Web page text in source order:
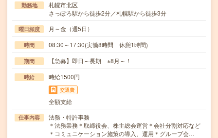
勤務地
札幌市北区
さっぽろ駅から徒歩2分／札幌駅から徒歩3分
曜日頻度 月～金（週5日）
時間 08:30～17:30(実働8時間 休憩1時間)
期間 【急募】即日～長期 ※8月～！
時給 時給1500円
交通費
全額支給
仕事内容
法務・特許事務
＊法務業務＊取締役会、株主総会運営＊会社分割対応など
＊コミュニケーション施策の導入、運用＊グループ会…